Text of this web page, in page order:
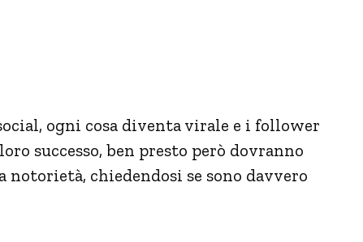
ogni cosa diventa virale e i follower
successo, ben presto però dovranno
chiedendosi se sono davvero